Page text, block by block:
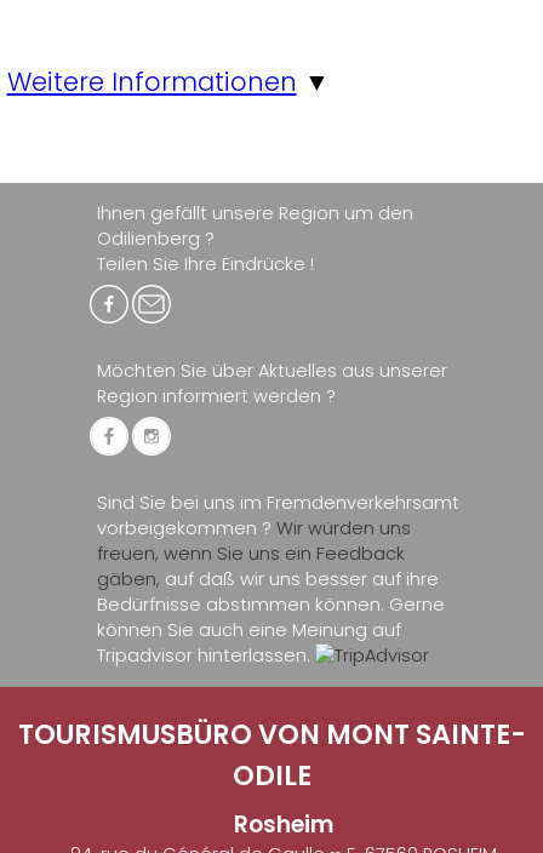
Weitere Informationen ▼
Ihnen gefällt unsere Region um den
Odilienberg ?
Teilen Sie Ihre Eindrücke !
Möchten Sie über Aktuelles aus unserer
Region informiert werden ?
Sind Sie bei uns im Fremdenverkehrsamt
vorbeigekommen ? Wir würden uns
freuen, wenn Sie uns ein Feedback
gäben, auf daß wir uns besser auf ihre
Bedürfnisse abstimmen können. Gerne
können Sie auch eine Meinung auf
Tripadvisor hinterlassen.
TOURISMUSBÜRO VON MONT SAINTE-
ODILE
Rosheim